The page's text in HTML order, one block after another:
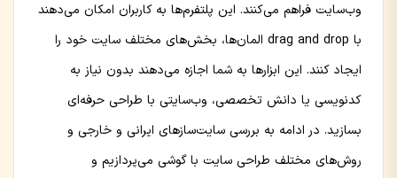
وب‌سایت فراهم می‌کنند. این پلتفرم‌ها به کاربران امکان می‌دهند
با drag and drop المان‌ها، بخش‌های مختلف سایت خود را
ایجاد کنند. این ابزارها به شما اجازه می‌دهند بدون نیاز به
کدنویسی یا دانش تخصصی، وب‌سایتی با طراحی حرفه‌ای
بسازید. در ادامه به بررسی سایت‌سازهای ایرانی و خارجی و
روش‌های مختلف طراحی سایت با گوشی می‌پردازیم و